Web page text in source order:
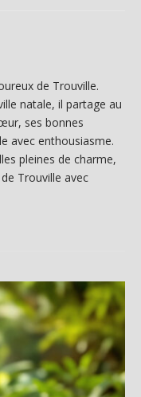
de Trouville.
natale, il partage au
ses bonnes
avec enthousiasme.
pleines de charme,
Trouville avec